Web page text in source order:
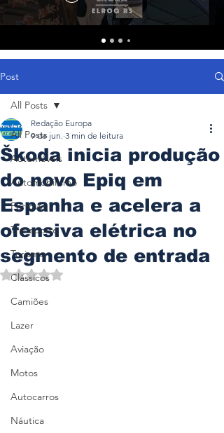
Post
All Posts
Automóveis
Automobilismo
Ferrovia
Transporte
Turismo
Clássicos
Camiões
Lazer
Aviação
Motos
Autocarros
Náutica
All Posts
Škoda inicia produção
do novo Epiq em
Espanha e acelera a
ofensiva elétrica no
segmento de entrada
Redação Europa
9 de jun. 3 min de leitura
Avaliado com NaN de 5 estrelas.